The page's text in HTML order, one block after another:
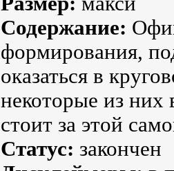
Содержание:
формирования,
оказаться в
некоторые из них
стоит за этой
Статус: закончен